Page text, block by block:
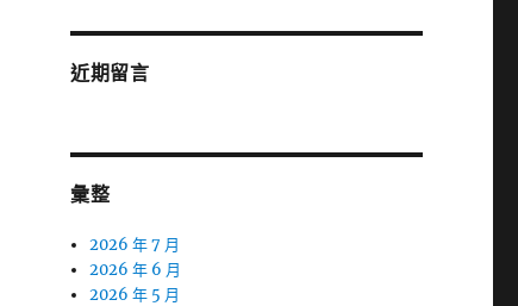
近期留言
彙整
2026 年 7 月
2026 年 6 月
2026 年 5 月